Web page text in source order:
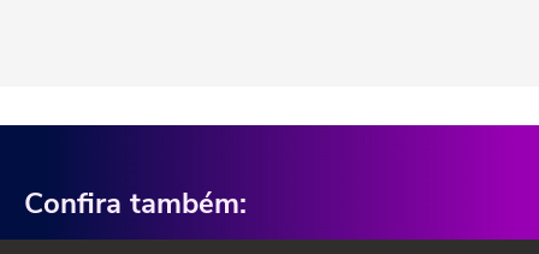
Confira também: